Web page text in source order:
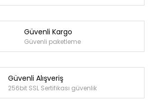
Güvenli Kargo
Güvenli paketleme
Güvenli Alışveriş
256bit SSL Sertifikası güvenlik